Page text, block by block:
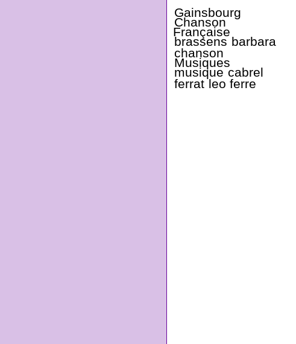
Gainsbourg
Chanson
Française
brassens barbara
chanson
Musiques
musique cabrel
ferrat leo ferre